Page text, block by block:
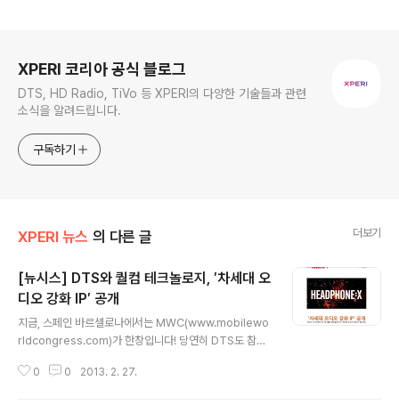
XPERI 코리아 공식 블로그
DTS, HD Radio, TiVo 등 XPERI의 다양한 기술들과 관련
소식을 알려드립니다.
구독하기
XPERI 뉴스 의 다른 글 더보기
[뉴시스] DTS와 퀄컴 테크놀로지, ′차세대 오
디오 강화 IP′ 공개
지금, 스페인 바르셀로나에서는 MWC(www.mobilewo
rldcongress.com)가 한창입니다! 당연히 DTS도 참가
7.1 다중-차원 사운드인 DTS 헤드폰: X (자세히 보기) 기
0 0 2013. 2. 27.